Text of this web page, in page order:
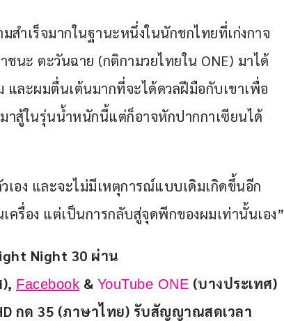
สำเร็จมากในฐานะหนึ่งในนักชกไทยที่เก่งกาจ
นะ ตะวันฉาย (กติกามวยไทยใน ONE) มาได้
และผมตื่นเต้นมากที่จะได้ดวลฝีมือกับเขาเพื่อ
สู้ในรุ่นน้ำหนักนี้แต่ก็อาจหักปากกาเซียนได้
อง และจะไม่มีเหตุการณ์แบบเดิมเกิดขึ้นอีก
ครื่อง แต่เป็นการกลับสู่จุดพีกของผมเท่านั้นเอง”
Night 30 ผ่าน
Facebook & YouTube ONE (บางประเทศ)
กด 35 (ภาษาไทย) รับสัญญาณสดเวลา